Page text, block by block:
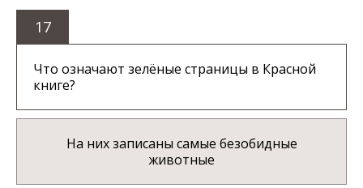
17
Что означают зелёные страницы в Красной
книге?
На них записаны самые безобидные
животные